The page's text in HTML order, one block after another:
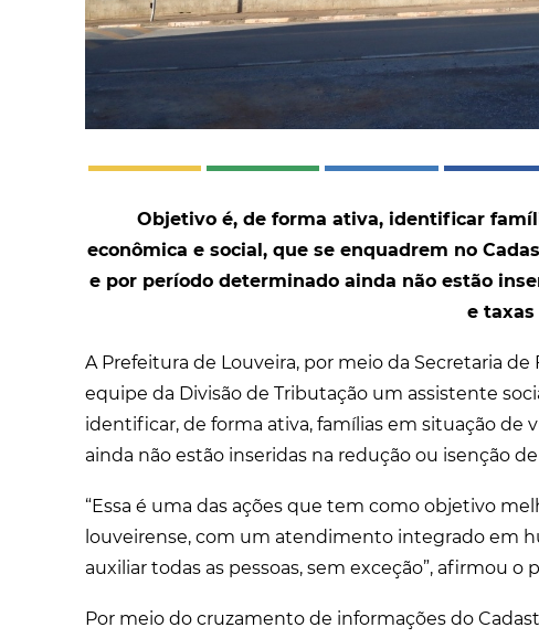
Objetivo é, de forma ativa, identificar
econômica e social, que se enquadrem no
e por período determinado ainda não estão
e taxas
A Prefeitura de Louveira, por meio da Secretaria
equipe da Divisão de Tributação um assistente
identificar, de forma ativa, famílias em situação de
ainda não estão inseridas na redução ou isenção
“Essa é uma das ações que tem como objetivo
louveirense, com um atendimento integrado em
auxiliar todas as pessoas, sem exceção”, afirmou o
Por meio do cruzamento de informações do